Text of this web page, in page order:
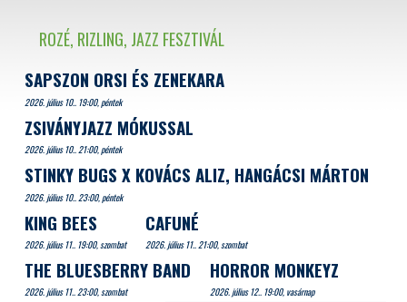
ROZÉ, RIZLING, JAZZ FESZTIVÁL
SAPSZON ORSI ÉS ZENEKARA
2026. július 10.. 19:00, péntek
ZSIVÁNYJAZZ MÓKUSSAL
2026. július 10.. 21:00, péntek
STINKY BUGS X KOVÁCS ALIZ, HANGÁCSI MÁRTON
2026. július 10.. 23:00, péntek
KING BEES
2026. július 11.. 19:00, szombat
CAFUNÉ
2026. július 11.. 21:00, szombat
THE BLUESBERRY BAND
2026. július 11.. 23:00, szombat
HORROR MONKEYZ
2026. július 12.. 19:00, vasárnap